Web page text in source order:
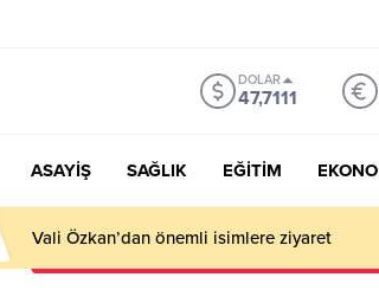
DOLAR
47,7111
ASAYİŞ SAĞLIK EĞİTİM
Vali Özkan’dan önemli isimlere ziyaret